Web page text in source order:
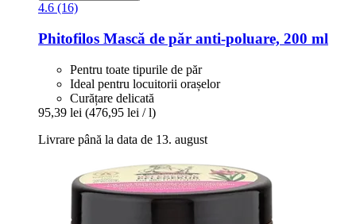
4.6 (16)
Phitofilos Mască de păr anti-​poluare, 200 ml
Pentru toate tipurile de păr
Ideal pentru locuitorii orașelor
Curățare delicată
95,39 lei (476,95 lei / l)
Livrare până la data de 13. august